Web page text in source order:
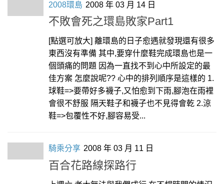
2008環島 2008 年 03 月 14 日
不敗會死之環島敗家Part1
[點選可放大] 離環島的日子愈遇就發現還有很多
東西沒有準備 其中,要穿什麼鞋完成環島也是一
個頭痛的問題 因為一直找不到心中所設定的最
佳方案 怎麼說呢?? 心中的排列順序是這樣的 1.
球鞋=>要帶好多襪子,又怕愈到下雨,腳泡在雨裡
會很不舒服 隔天鞋子和襪子也不見得會乾 2.涼
鞋=>包覆性不好,腳容易受...
騎乘分享 2008 年 03 月 11 日
百合花路線探路行